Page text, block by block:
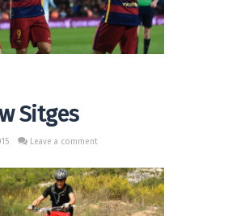
Sitges
Leave a comment